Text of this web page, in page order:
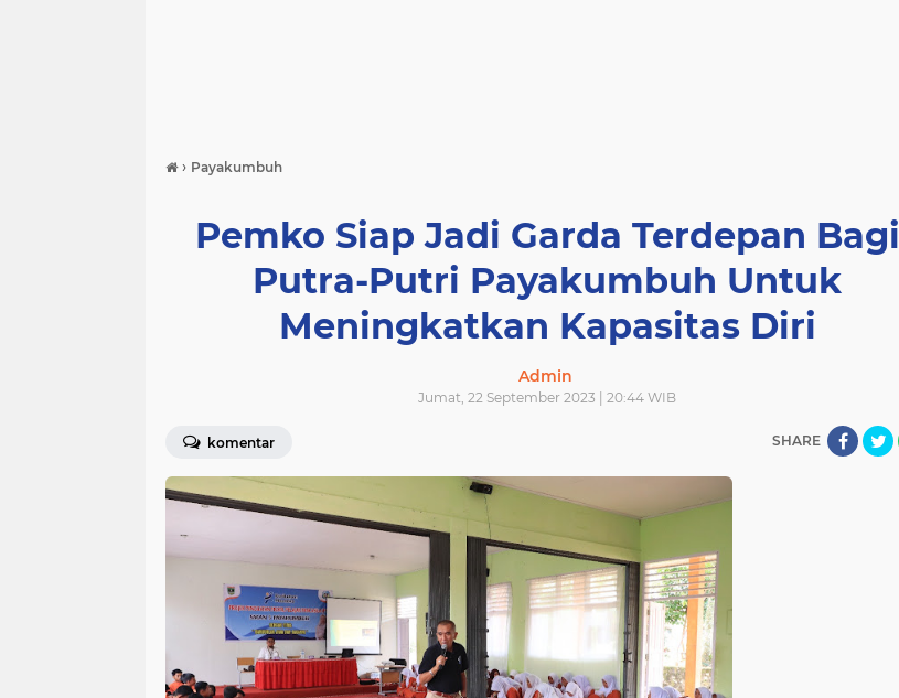
› Payakumbuh
Pemko Siap Jadi Garda Terdepan Bagi
Putra-Putri Payakumbuh Untuk
Meningkatkan Kapasitas Diri
Admin
Jumat, 22 September 2023 | 20:44 WIB
komentar SHARE